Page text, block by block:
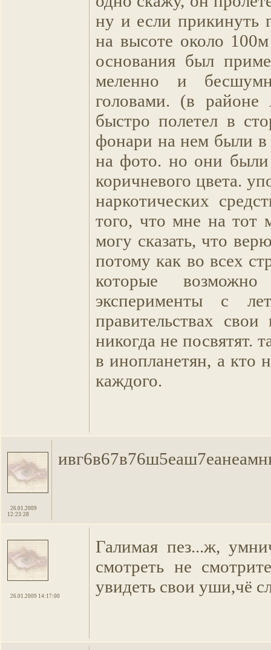
ну и если прикинуть
на высоте около
основания был
меленно и
головами. (в
быстро полетел в
фонари на нем были
на фото. но они
коричневого цвета.
наркотических
того, что мне на тот
могу сказать, что
потому как во всех
которые
эксперименты с
правительствах
никогда не посвятят.
в инопланетян, а кто
каждого.
26.01.2009
12:23:28
26.01.2009 14:17:00
Галимая пез...ж,
смотреть не
увидеть свои уши,чё